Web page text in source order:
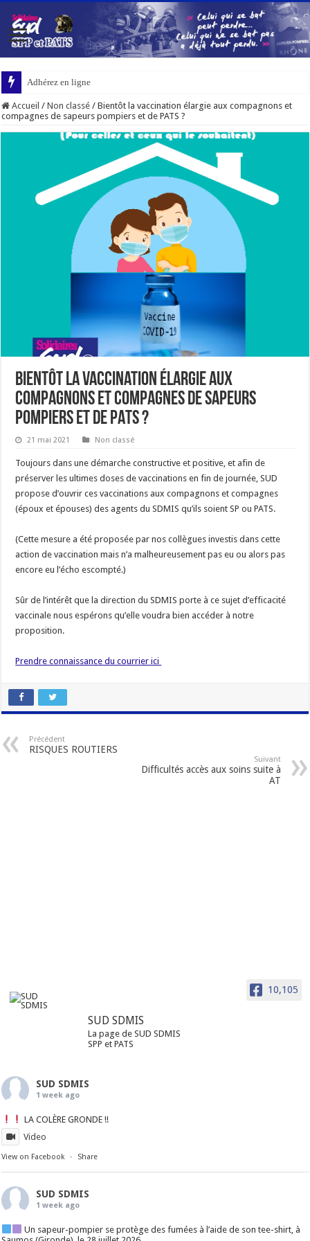
Adhérez en ligne
Accueil / Non classé / Bientôt la vaccination élargie aux compagnons et
compagnes de sapeurs pompiers et de PATS ?
Bientôt la vaccination élargie aux
compagnons et compagnes de sapeurs
pompiers et de PATS ?
21 mai 2021 Non classé
Toujours dans une démarche constructive et positive, et afin de
préserver les ultimes doses de vaccinations en fin de journée, SUD
propose d’ouvrir ces vaccinations aux compagnons et compagnes
(époux et épouses) des agents du SDMIS qu’ils soient SP ou PATS.
(Cette mesure a été proposée par nos collègues investis dans cette
action de vaccination mais n’a malheureusement pas eu ou alors pas
encore eu l’écho escompté.)
Sûr de l’intérêt que la direction du SDMIS porte à ce sujet d’efficacité
vaccinale nous espérons qu’elle voudra bien accéder à notre
proposition.
Prendre connaissance du courrier ici
Précédent
RISQUES ROUTIERS
Suivant
Difficultés accès aux soins suite à
AT
10,105
SUD SDMIS
La page de SUD SDMIS
SPP et PATS
SUD SDMIS
1 week ago
LA COLÈRE GRONDE !!
Video
View on Facebook · Share
SUD SDMIS
1 week ago
Un sapeur-pompier se protège des fumées à l’aide de son tee-shirt, à